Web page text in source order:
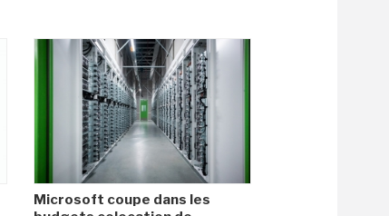
Microsoft coupe dans les